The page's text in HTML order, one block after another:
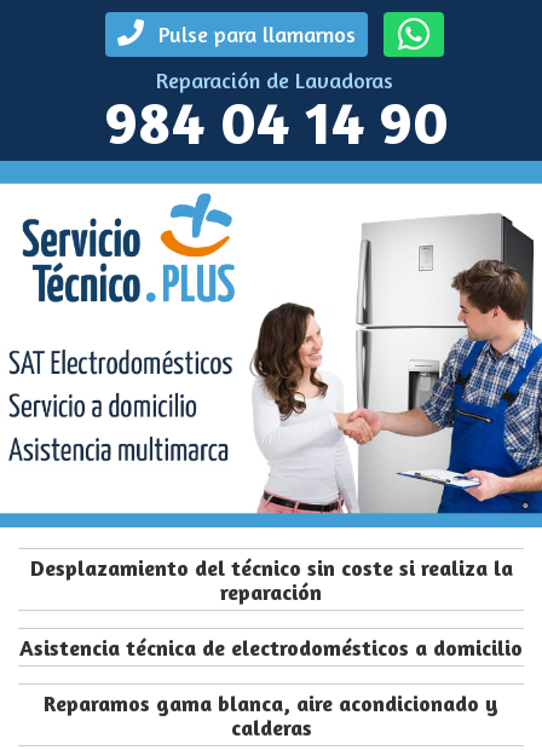
Pulse para llamarnos
Reparación de Lavadoras
984 04 14 90
Desplazamiento del técnico sin coste si realiza la
reparación
Asistencia técnica de electrodomésticos a domicilio
Reparamos gama blanca, aire acondicionado y
calderas